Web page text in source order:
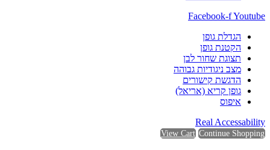
Facebook-fYoutube
הגדלת גופן
הקטנת גופן
תצוגת שחור לבן
מצב ניגודיות גבוהה
הדגשת קישורים
גופן קריא (אריאל)
איפוס
Real Accessability
View Cart Continue Shopping